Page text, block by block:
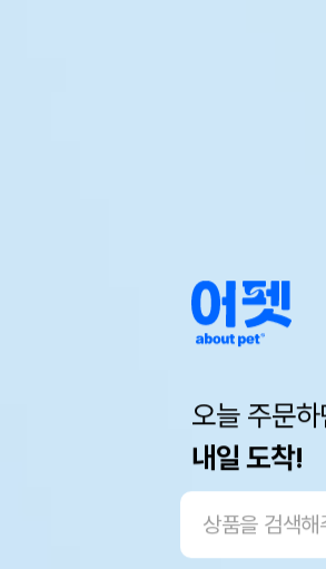
오늘 주문하
내일 도착!